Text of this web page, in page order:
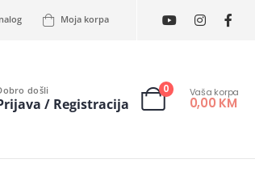
Moja korpa
došli
/ Registracija
0 Vaša korpa
0,00 KM